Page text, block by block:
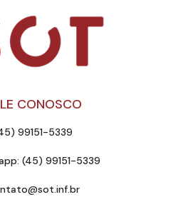
CONOSCO
99151-5339
(45) 99151-5339